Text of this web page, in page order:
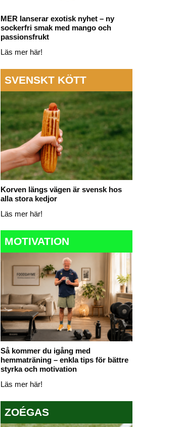
MER lanserar exotisk nyhet – ny
sockerfri smak med mango och
passionsfrukt
Läs mer här!
SVENSKT KÖTT
Korven längs vägen är svensk hos
alla stora kedjor
Läs mer här!
MOTIVATION
Så kommer du igång med
hemmaträning – enkla tips för bättre
styrka och motivation
Läs mer här!
ZOÉGAS